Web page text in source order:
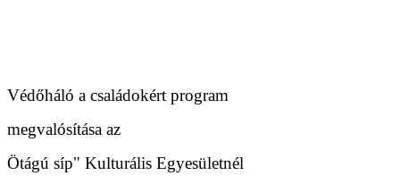
Védőháló a családokért program
megvalósítása az
Ötágú síp" Kulturális Egyesületnél